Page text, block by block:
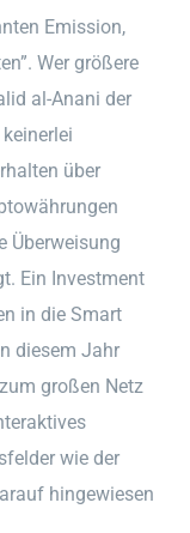
Emission,
Wer größere
al-Anani der
über
Überweisung
Ein Investment
in die Smart
diesem Jahr
großen Netz
wie der
hingewiesen